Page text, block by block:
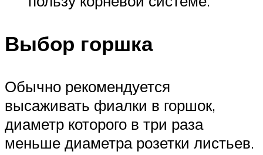
Выбор горшка
Обычно рекомендуется
высаживать фиалки в горшок,
диаметр которого в три раза
меньше диаметра розетки листьев.